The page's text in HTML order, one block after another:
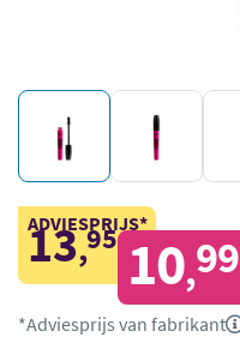
ADVIESPRIJS*
13,95 10,99
*Adviesprijs van fabrikant